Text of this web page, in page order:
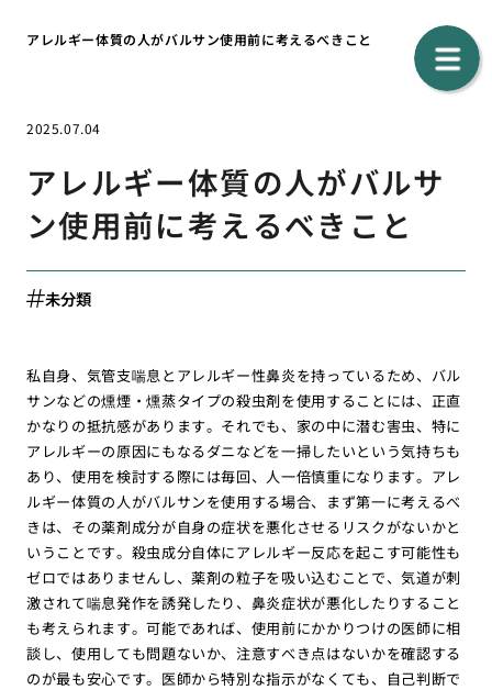
アレルギー体質の人がバルサン使用前に考えるべきこと
2025.07.04
アレルギー体質の人がバルサ
ン使用前に考えるべきこと
未分類
私自身、気管支喘息とアレルギー性鼻炎を持っているため、バル
サンなどの燻煙・燻蒸タイプの殺虫剤を使用することには、正直
かなりの抵抗感があります。それでも、家の中に潜む害虫、特に
アレルギーの原因にもなるダニなどを一掃したいという気持ちも
あり、使用を検討する際には毎回、人一倍慎重になります。アレ
ルギー体質の人がバルサンを使用する場合、まず第一に考えるべ
きは、その薬剤成分が自身の症状を悪化させるリスクがないかと
いうことです。殺虫成分自体にアレルギー反応を起こす可能性も
ゼロではありませんし、薬剤の粒子を吸い込むことで、気道が刺
激されて喘息発作を誘発したり、鼻炎症状が悪化したりすること
も考えられます。可能であれば、使用前にかかりつけの医師に相
談し、使用しても問題ないか、注意すべき点はないかを確認する
のが最も安心です。医師から特別な指示がなくても、自己判断で